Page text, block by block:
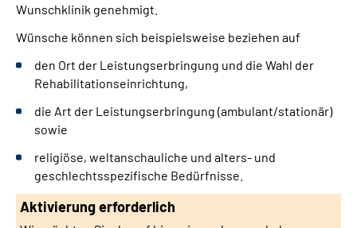
Leichte Sprache
Wunschklinik genehmigt.
Wünsche können sich beispielsweise beziehen auf
den Ort der Leistungserbringung und die Wahl der
Rehabilitationseinrichtung,
die Art der Leistungserbringung (ambulant/stationär)
sowie
religiöse, weltanschauliche und alters- und
geschlechtsspezifische Bedürfnisse.
Aktivierung erforderlich